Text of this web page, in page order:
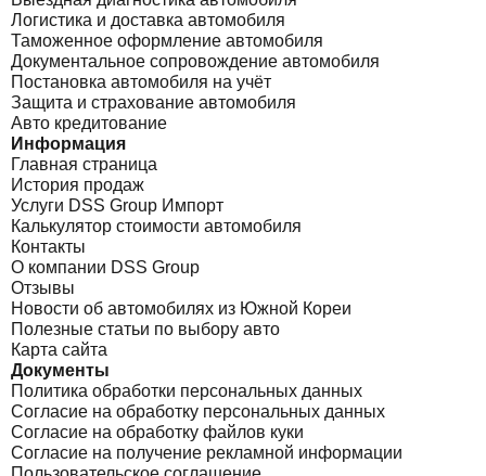
Логистика и доставка автомобиля
Таможенное оформление автомобиля
Документальное сопровождение автомобиля
Постановка автомобиля на учёт
Защита и страхование автомобиля
Авто кредитование
Информация
Главная страница
История продаж
Услуги DSS Group Импорт
Калькулятор стоимости автомобиля
Контакты
О компании DSS Group
Отзывы
Новости об автомобилях из Южной Кореи
Полезные статьи по выбору авто
Карта сайта
Документы
Политика обработки персональных данных
Согласие на обработку персональных данных
Согласие на обработку файлов куки
Согласие на получение рекламной информации